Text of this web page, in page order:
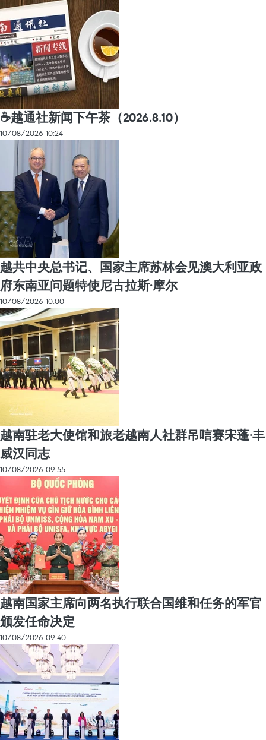
☕️越通社新闻下午茶（2026.8.10）
10/08/2026 10:24
越共中央总书记、国家主席苏林会见澳大利亚政
府东南亚问题特使尼古拉斯·摩尔
10/08/2026 10:00
越南驻老大使馆和旅老越南人社群吊唁赛宋蓬·丰
威汉同志
10/08/2026 09:55
越南国家主席向两名执行联合国维和任务的军官
颁发任命决定
10/08/2026 09:40